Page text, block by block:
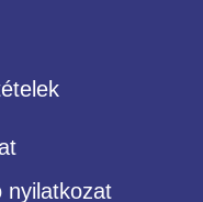
nyilatkozat